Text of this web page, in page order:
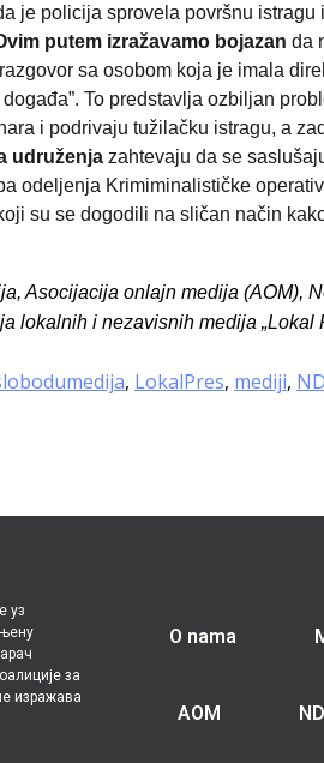
je policija sprovela površnu
putem izražavamo bojazan da
sa osobom koja je imala
To predstavlja ozbiljan
i podrivaju tužilačku istragu, a
udruženja zahtevaju da se
odeljenja Krimiminalističke
su se dogodili na sličan način
Asocijacija onlajn medija (AOM),
lokalnih i nezavisnih medija
, LokalPres, mediji,
уз
за
изражава
O nama
AOM